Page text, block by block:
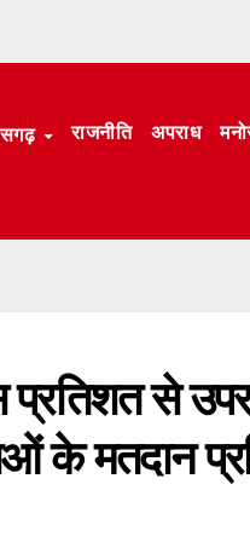
राजनीति अपराध
प्रतिशत से
के मतदान